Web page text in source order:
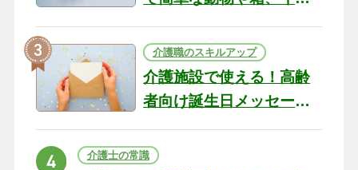
介護職のスキルアップ
介護施設で使える！高齢
者向け誕生日メッセージ
ト
介護士の常識